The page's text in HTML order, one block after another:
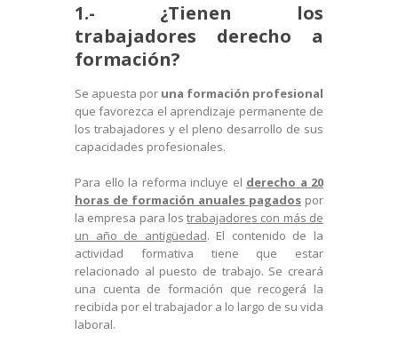
1.- ¿Tienen los
trabajadores derecho a
formación?
Se apuesta por una formación profesional
que favorezca el aprendizaje permanente de
los trabajadores y el pleno desarrollo de sus
capacidades profesionales.
Para ello la reforma incluye el derecho a 20
horas de formación anuales pagados por
la empresa para lostrabajadores con más de
un año de antigüedad. El contenido de la
actividad formativa tiene que estar
relacionado al puesto de trabajo. Se creará
una cuenta de formación que recogerá la
recibida por el trabajador a lo largo de su vida
laboral.